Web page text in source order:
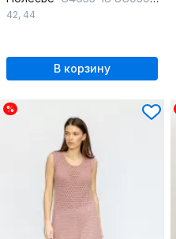
42, 44
В корзину
%